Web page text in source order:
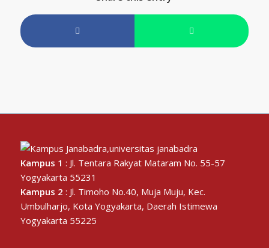
Kampus 1 : Jl. Tentara Rakyat Mataram No. 55-57
Yogyakarta 55231
Kampus 2 : Jl. Timoho No.40, Muja Muju, Kec.
Umbulharjo, Kota Yogyakarta, Daerah Istimewa
Yogyakarta 55225